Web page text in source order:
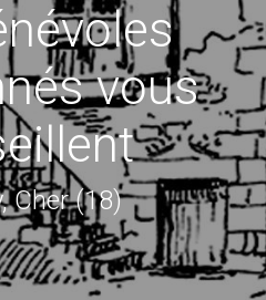
vous
Cher (18)